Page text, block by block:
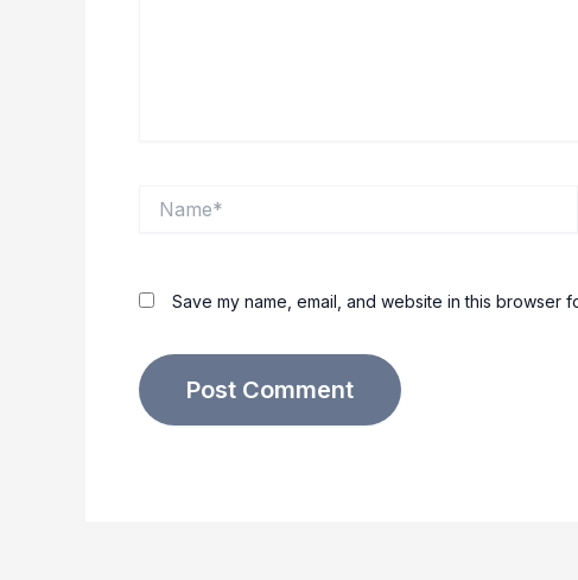
Save my name, email, and website in this browser